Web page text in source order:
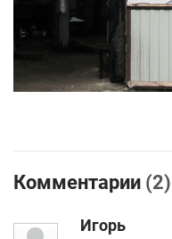
Комментарии (2)
Игорь